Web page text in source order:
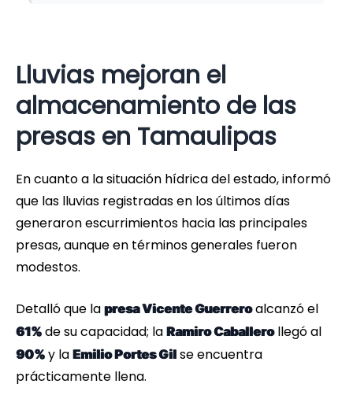
Lluvias mejoran el
almacenamiento de las
presas en Tamaulipas
En cuanto a la situación hídrica del estado, informó
que las lluvias registradas en los últimos días
generaron escurrimientos hacia las principales
presas, aunque en términos generales fueron
modestos.
Detalló que la presa Vicente Guerreroalcanzó el
61% de su capacidad; la Ramiro Caballerollegó al
90% y la Emilio Portes Gil se encuentra
prácticamente llena.